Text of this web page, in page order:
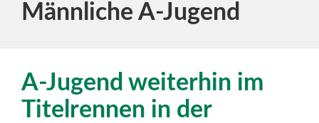
Männliche A-Jugend
A-Jugend weiterhin im
Titelrennen in der